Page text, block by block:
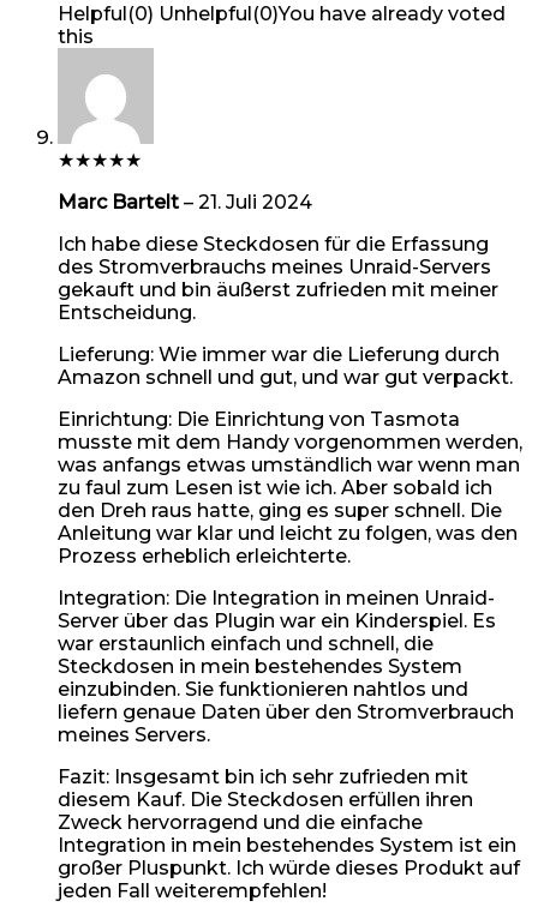
Helpful(0) Unhelpful(0)You have already voted
this
★★★★★
Marc Bartelt – 21. Juli 2024
Ich habe diese Steckdosen für die Erfassung
des Stromverbrauchs meines Unraid-Servers
gekauft und bin äußerst zufrieden mit meiner
Entscheidung.
Lieferung: Wie immer war die Lieferung durch
Amazon schnell und gut, und war gut verpackt.
Einrichtung: Die Einrichtung von Tasmota
musste mit dem Handy vorgenommen werden,
was anfangs etwas umständlich war wenn man
zu faul zum Lesen ist wie ich. Aber sobald ich
den Dreh raus hatte, ging es super schnell. Die
Anleitung war klar und leicht zu folgen, was den
Prozess erheblich erleichterte.
Integration: Die Integration in meinen Unraid-
Server über das Plugin war ein Kinderspiel. Es
war erstaunlich einfach und schnell, die
Steckdosen in mein bestehendes System
einzubinden. Sie funktionieren nahtlos und
liefern genaue Daten über den Stromverbrauch
meines Servers.
Fazit: Insgesamt bin ich sehr zufrieden mit
diesem Kauf. Die Steckdosen erfüllen ihren
Zweck hervorragend und die einfache
Integration in mein bestehendes System ist ein
großer Pluspunkt. Ich würde dieses Produkt auf
jeden Fall weiterempfehlen!